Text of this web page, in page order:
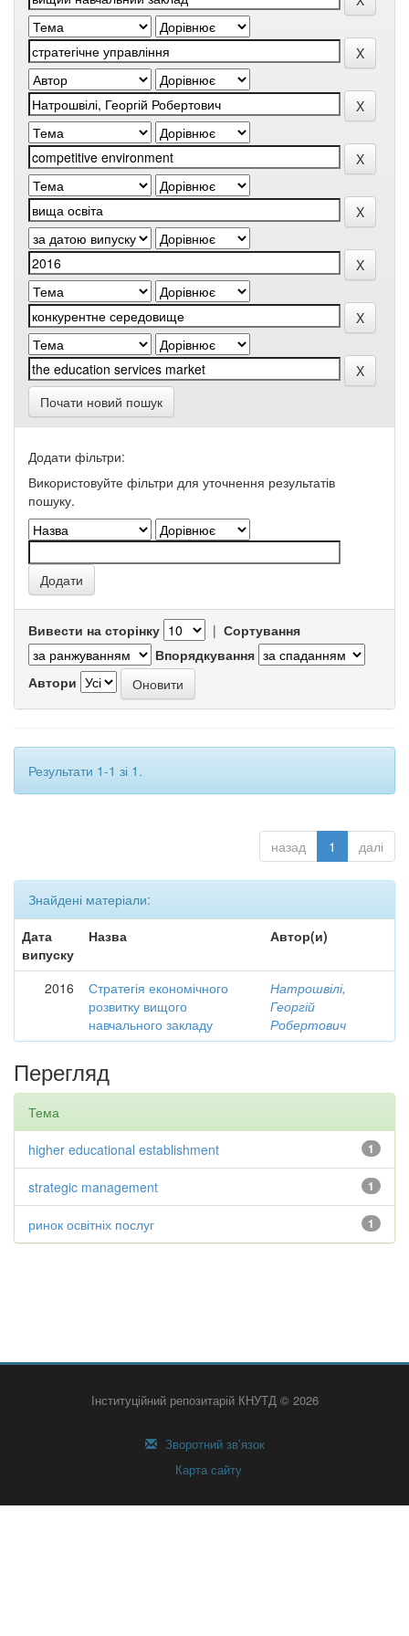
Почати новий пошук
Додати фільтри:
Використовуйте фільтри для уточнення результатів
пошуку.
Вивести на сторінку | Сортування
Впорядкування
Автори
Результати 1-1 зі 1.
назад 1 далі
Знайдені матеріали:
Дата
випуску
Назва Автор(и)
2016
Стратегія економічного
розвитку вищого
навчального закладу
Натрошвілі,
Георгій
Робертович
Перегляд
Тема
1
higher educational establishment
1
strategic management
1
ринок освітніх послуг
Інституційний репозитарій КНУТД © 2026
Зворотний зв’язок
Карта сайту